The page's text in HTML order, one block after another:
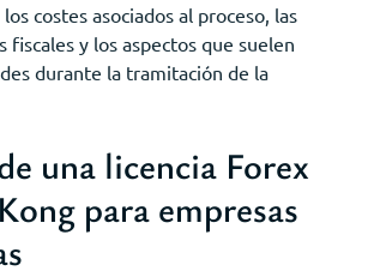
costes asociados al proceso, las
fiscales y los aspectos que suelen
durante la tramitación de la
una licencia Forex
para empresas